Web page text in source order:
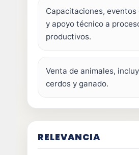
Capacitaciones, eventos
y apoyo técnico a
productivos.
Venta de animales,
cerdos y ganado.
RELEVANCIA